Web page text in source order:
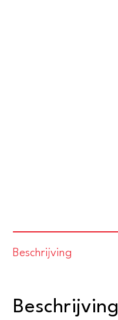
Beschrijving
Beschrijving